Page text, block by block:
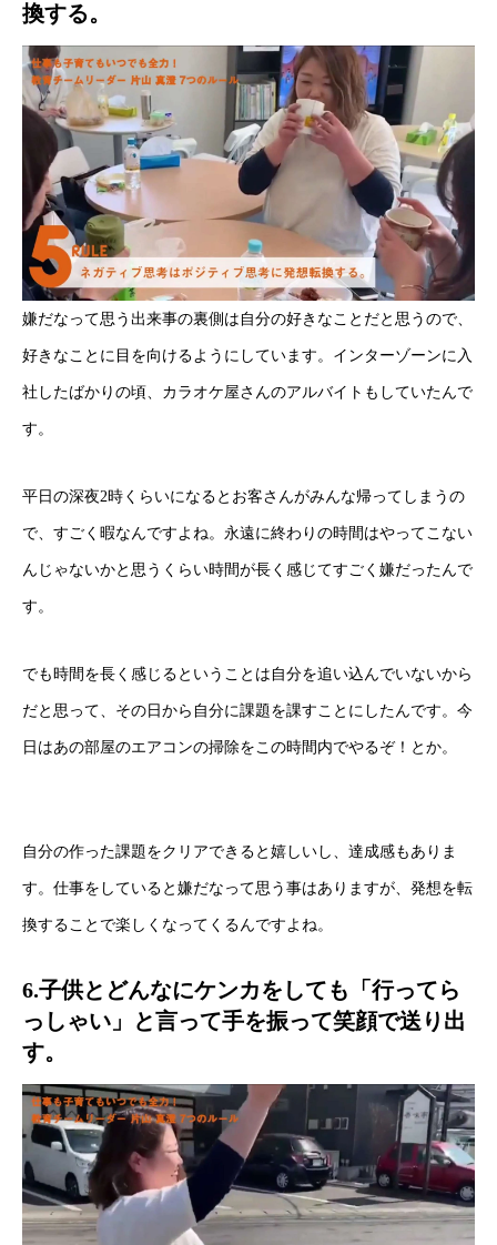
新卒採用
キャリア採用
企業情報
おすすめコンテンツ
求人情報
BLOG
換する。
嫌だなって思う出来事の裏側は自分の好きなことだと思うので、
好きなことに目を向けるようにしています。インターゾーンに入
社したばかりの頃、カラオケ屋さんのアルバイトもしていたんで
す。
平日の深夜2時くらいになるとお客さんがみんな帰ってしまうの
で、すごく暇なんですよね。永遠に終わりの時間はやってこない
んじゃないかと思うくらい時間が長く感じてすごく嫌だったんで
す。
でも時間を長く感じるということは自分を追い込んでいないから
だと思って、その日から自分に課題を課すことにしたんです。今
日はあの部屋のエアコンの掃除をこの時間内でやるぞ！とか。
自分の作った課題をクリアできると嬉しいし、達成感もありま
す。仕事をしていると嫌だなって思う事はありますが、発想を転
換することで楽しくなってくるんですよね。
6.子供とどんなにケンカをしても「行ってら
っしゃい」と言って手を振って笑顔で送り出
す。